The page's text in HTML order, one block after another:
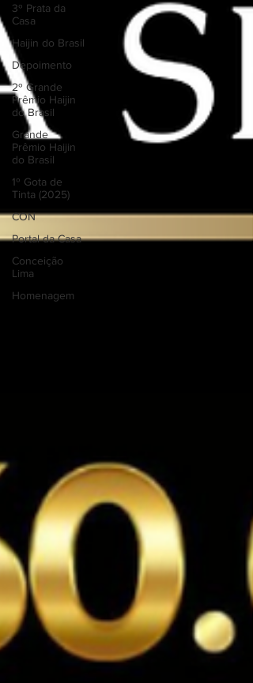
3º Prata da
Casa
Haijin do Brasil
Depoimento
2º Grande
Prêmio Haijin
do Brasil
Grande
Prêmio Haijin
do Brasil
1º Gota de
Tinta (2025)
CON
Portal da Casa
Conceição
Lima
Homenagem